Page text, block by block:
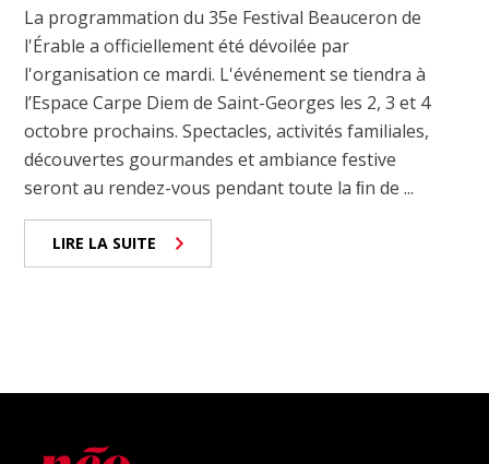
La programmation du 35e Festival Beauceron de
l'Érable a officiellement été dévoilée par
l'organisation ce mardi. L'événement se tiendra à
l’Espace Carpe Diem de Saint-Georges les 2, 3 et 4
octobre prochains. Spectacles, activités familiales,
découvertes gourmandes et ambiance festive
seront au rendez-vous pendant toute la ﬁn de ...
LIRE LA SUITE